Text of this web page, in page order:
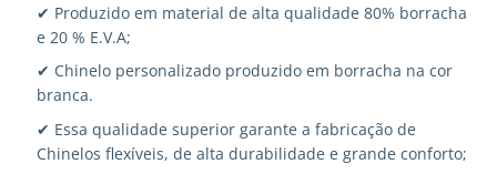
✔ Produzido em material de alta qualidade 80% borracha
e 20 % E.V.A;
✔ Chinelo personalizado produzido em borracha na cor
branca.
✔ Essa qualidade superior garante a fabricação de
Chinelos flexíveis, de alta durabilidade e grande conforto;